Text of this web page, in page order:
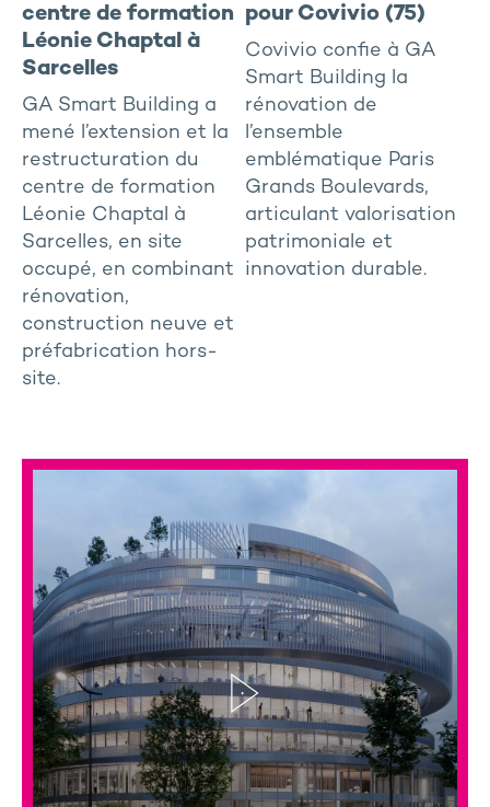
centre de formation
Léonie Chaptal à
Sarcelles
GA Smart Building a
mené l’extension et la
restructuration du
centre de formation
Léonie Chaptal à
Sarcelles, en site
occupé, en combinant
rénovation,
construction neuve et
préfabrication hors-
site.
pour Covivio (75)
Covivio confie à GA
Smart Building la
rénovation de
l’ensemble
emblématique Paris
Grands Boulevards,
articulant valorisation
patrimoniale et
innovation durable.